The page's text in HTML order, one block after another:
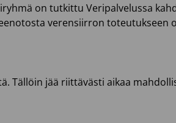
on tutkittu Veripalvelussa
verensiirron toteutukseen
Tällöin jää riittävästi aikaa